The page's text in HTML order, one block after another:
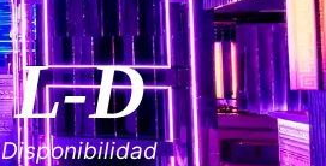
L-D
Disponibilidad